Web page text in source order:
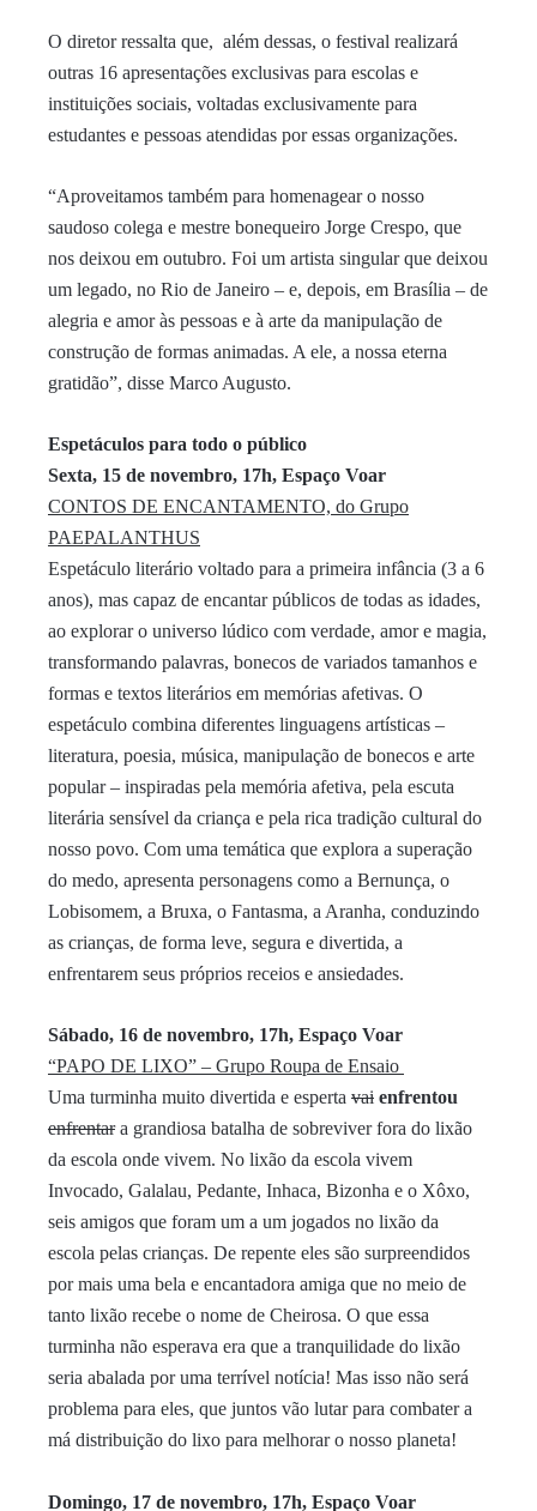
O diretor ressalta que, além dessas, o festival realizará
outras 16 apresentações exclusivas para escolas e
instituições sociais, voltadas exclusivamente para
estudantes e pessoas atendidas por essas organizações.
“Aproveitamos também para homenagear o nosso
saudoso colega e mestre bonequeiro Jorge Crespo, que
nos deixou em outubro. Foi um artista singular que deixou
um legado, no Rio de Janeiro – e, depois, em Brasília – de
alegria e amor às pessoas e à arte da manipulação de
construção de formas animadas. A ele, a nossa eterna
gratidão”, disse Marco Augusto.
Espetáculos para todo o público
Sexta, 15 de novembro, 17h, Espaço Voar
CONTOS DE ENCANTAMENTO, do Grupo
PAEPALANTHUS
Espetáculo literário voltado para a primeira infância (3 a 6
anos), mas capaz de encantar públicos de todas as idades,
ao explorar o universo lúdico com verdade, amor e magia,
transformando palavras, bonecos de variados tamanhos e
formas e textos literários em memórias afetivas. O
espetáculo combina diferentes linguagens artísticas –
literatura, poesia, música, manipulação de bonecos e arte
popular – inspiradas pela memória afetiva, pela escuta
literária sensível da criança e pela rica tradição cultural do
nosso povo. Com uma temática que explora a superação
do medo, apresenta personagens como a Bernunça, o
Lobisomem, a Bruxa, o Fantasma, a Aranha, conduzindo
as crianças, de forma leve, segura e divertida, a
enfrentarem seus próprios receios e ansiedades.
Sábado, 16 de novembro, 17h, Espaço Voar
“PAPO DE LIXO” – Grupo Roupa de Ensaio
Uma turminha muito divertida e esperta vai enfrentou
enfrentara grandiosa batalha de sobreviver fora do lixão
da escola onde vivem. No lixão da escola vivem
Invocado, Galalau, Pedante, Inhaca, Bizonha e o Xôxo,
seis amigos que foram um a um jogados no lixão da
escola pelas crianças. De repente eles são surpreendidos
por mais uma bela e encantadora amiga que no meio de
tanto lixão recebe o nome de Cheirosa. O que essa
turminha não esperava era que a tranquilidade do lixão
seria abalada por uma terrível notícia! Mas isso não será
problema para eles, que juntos vão lutar para combater a
má distribuição do lixo para melhorar o nosso planeta!
Domingo, 17 de novembro, 17h, Espaço Voar